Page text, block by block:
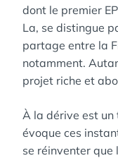
dont le premier
La, se distingue
partage entre la
notamment.
projet riche et
À la dérive est
évoque ces
se réinventer que